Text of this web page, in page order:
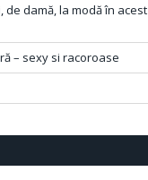
de damă, la modă în acest
– sexy si racoroase